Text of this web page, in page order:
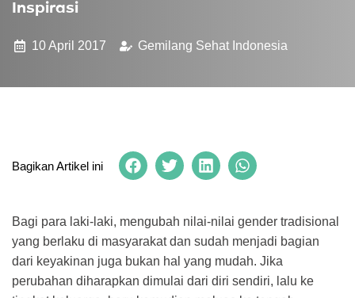
Inspirasi
10 April 2017 Gemilang Sehat Indonesia
Bagikan Artikel ini
Bagi para laki-laki, mengubah nilai-nilai gender tradisional
yang berlaku di masyarakat dan sudah menjadi bagian
dari keyakinan juga bukan hal yang mudah. Jika
perubahan diharapkan dimulai dari diri sendiri, lalu ke